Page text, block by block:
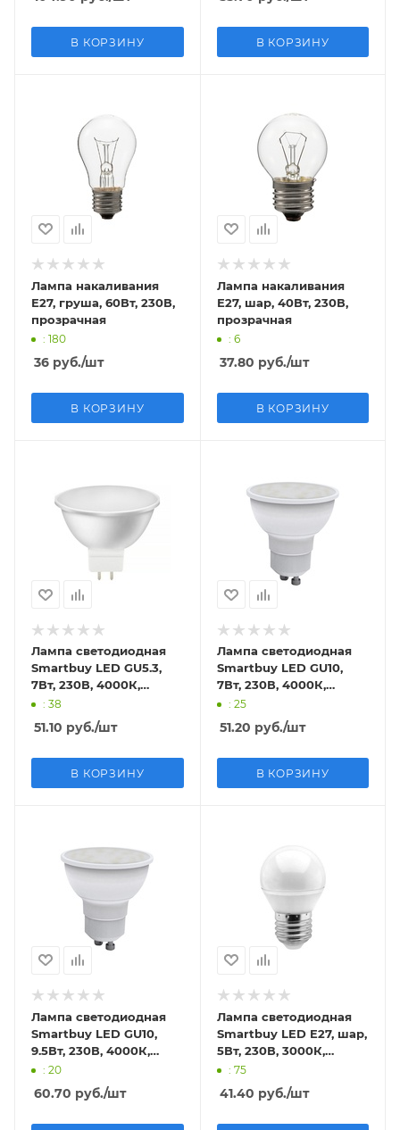
В КОРЗИНУ В КОРЗИНУ
Лампа накаливания
Е27, груша, 60Вт, 230В,
прозрачная
: 180
36 руб./шт
В КОРЗИНУ
Лампа накаливания
Е27, шар, 40Вт, 230В,
прозрачная
: 6
37.80 руб./шт
В КОРЗИНУ
Лампа светодиодная
Smartbuy LED GU5.3,
7Вт, 230В, 4000К,
нейтральный свет
: 38
51.10 руб./шт
В КОРЗИНУ
Лампа светодиодная
Smartbuy LED GU10,
7Вт, 230В, 4000К,
нейтральный свет
: 25
51.20 руб./шт
В КОРЗИНУ
Лампа светодиодная
Smartbuy LED GU10,
9.5Вт, 230В, 4000К,
нейтральный свет
: 20
60.70 руб./шт
Лампа светодиодная
Smartbuy LED E27, шар,
5Вт, 230В, 3000К,
теплый свет
: 75
41.40 руб./шт